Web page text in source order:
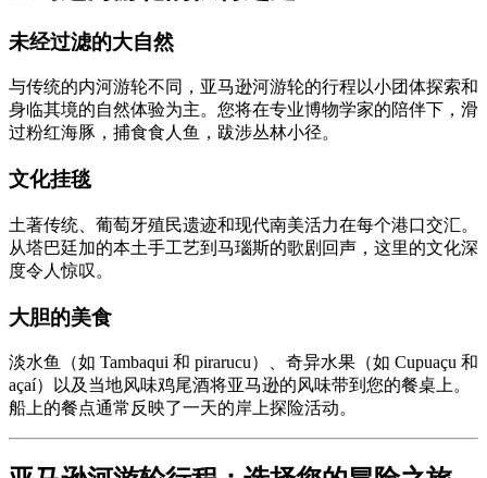
未经过滤的大自然
与传统的内河游轮不同，亚马逊河游轮的行程以小团体探索和
身临其境的自然体验为主。您将在专业博物学家的陪伴下，滑
过粉红海豚，捕食食人鱼，跋涉丛林小径。
文化挂毯
土著传统、葡萄牙殖民遗迹和现代南美活力在每个港口交汇。
从塔巴廷加的本土手工艺到马瑙斯的歌剧回声，这里的文化深
度令人惊叹。
大胆的美食
淡水鱼（如 Tambaqui 和 pirarucu）、奇异水果（如 Cupuaçu 和
açaí）以及当地风味鸡尾酒将亚马逊的风味带到您的餐桌上。
船上的餐点通常反映了一天的岸上探险活动。